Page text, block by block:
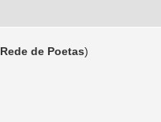
Rede de Poetas)